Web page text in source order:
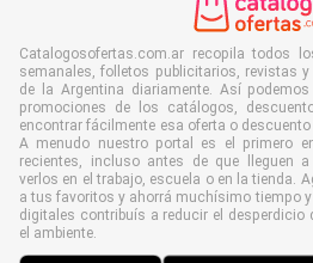
Catalogosofertas.com.ar recopila todos
semanales, folletos publicitarios, revistas
de la Argentina diariamente. Así
promociones de los catálogos,
encontrar fácilmente esa oferta o
A menudo nuestro portal es el primero
recientes, incluso antes de que lleguen
verlos en el trabajo, escuela o en la tienda.
a tus favoritos y ahorrá muchísimo tiempo
digitales contribuís a reducir el desperdicio
el ambiente.